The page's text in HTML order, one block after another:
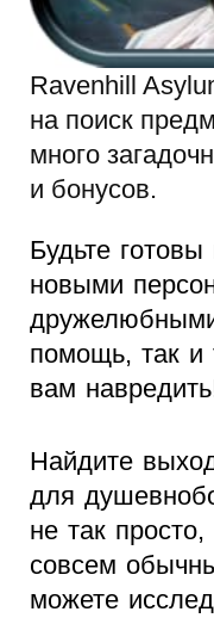
Ravenhill
на поиск
много
и бонусов.
Будьте готовы
новыми
помощь, так и
вам
Найдите
для
не так
совсем
можете